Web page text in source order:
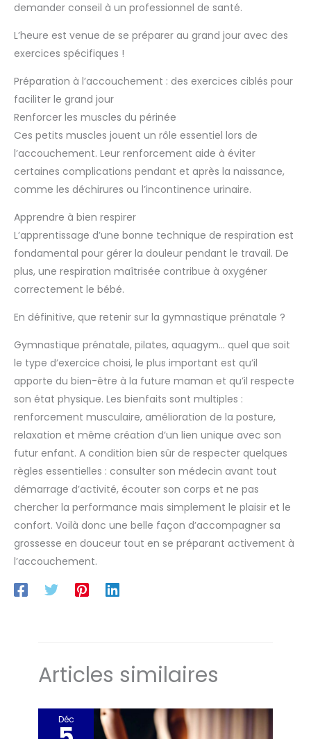
demander conseil à un professionnel de santé.
L’heure est venue de se préparer au grand jour avec des
exercices spécifiques !
Préparation à l’accouchement : des exercices ciblés pour
faciliter le grand jour
Renforcer les muscles du périnée
Ces petits muscles jouent un rôle essentiel lors de
l’accouchement. Leur renforcement aide à éviter
certaines complications pendant et après la naissance,
comme les déchirures ou l’incontinence urinaire.
Apprendre à bien respirer
L’apprentissage d’une bonne technique de respiration est
fondamental pour gérer la douleur pendant le travail. De
plus, une respiration maîtrisée contribue à oxygéner
correctement le bébé.
En définitive, que retenir sur la gymnastique prénatale ?
Gymnastique prénatale, pilates, aquagym… quel que soit
le type d’exercice choisi, le plus important est qu’il
apporte du bien-être à la future maman et qu’il respecte
son état physique. Les bienfaits sont multiples :
renforcement musculaire, amélioration de la posture,
relaxation et même création d’un lien unique avec son
futur enfant. A condition bien sûr de respecter quelques
règles essentielles : consulter son médecin avant tout
démarrage d’activité, écouter son corps et ne pas
chercher la performance mais simplement le plaisir et le
confort. Voilà donc une belle façon d’accompagner sa
grossesse en douceur tout en se préparant activement à
l’accouchement.
Articles similaires
Déc